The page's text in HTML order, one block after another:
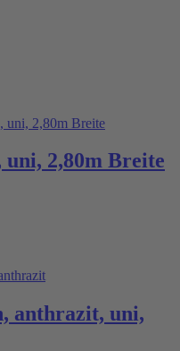
2,80m Breite
anthrazit, uni,